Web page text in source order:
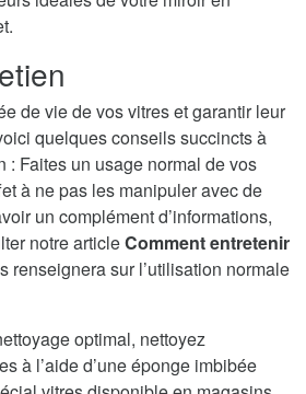
de vie de vos vitres et garantir leur
quelques conseils succincts à
: Faites un usage normal de vos
à ne pas les manipuler avec de
un complément d’informations,
notre articleComment entretenir
renseignera sur l’utilisation normale
optimal, nettoyez
à l’aide d’une éponge imbibée